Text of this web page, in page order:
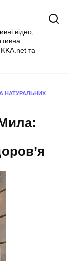
відео,
та
НАТУРАЛЬНИХ